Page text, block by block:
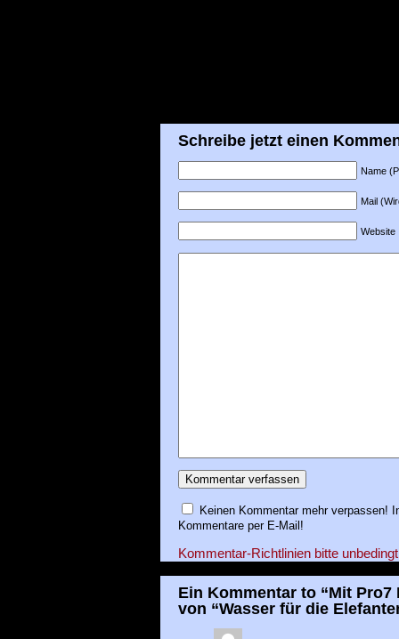
Schreibe jetzt einen
Name
Mail
Website
Keinen Kommentar mehr verpassen!
Kommentare per E-Mail!
Kommentar-Richtlinien bitte
Ein Kommentar to “Mit
von “Wasser für die